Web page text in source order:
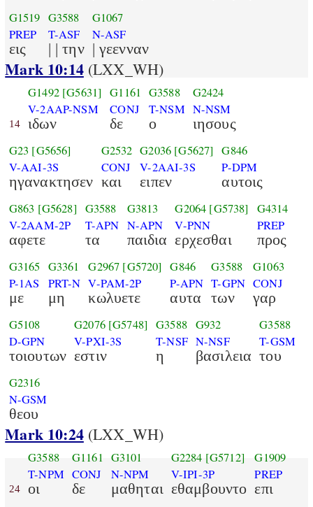
G1519
PREP
εις
G3588
T-ASF
| | την
G1067
N-ASF
| γεενναν
Mark 10:14(LXX_WH)
14
G1492 [G5631]
V-2AAP-NSM
ιδων
G1161
CONJ
δε
G3588
T-NSM
ο
G2424
N-NSM
ιησους
G23 [G5656]
V-AAI-3S
ηγανακτησεν
G2532
CONJ
και
G2036 [G5627]
V-2AAI-3S
ειπεν
G846
P-DPM
αυτοις
G863 [G5628]
V-2AAM-2P
αφετε
G3588
T-APN
τα
G3813
N-APN
παιδια
G2064 [G5738]
V-PNN
ερχεσθαι
G4314
PREP
προς
G3165
P-1AS
με
G3361
PRT-N
μη
G2967 [G5720]
V-PAM-2P
κωλυετε
G846
P-APN
αυτα
G3588
T-GPN
των
G1063
CONJ
γαρ
G5108
D-GPN
τοιουτων
G2076 [G5748]
V-PXI-3S
εστιν
G3588
T-NSF
η
G932
N-NSF
βασιλεια
G3588
T-GSM
του
G2316
N-GSM
θεου
Mark 10:24(LXX_WH)
24
G3588
T-NPM
οι
G1161
CONJ
δε
G3101
N-NPM
μαθηται
G2284 [G5712]
V-IPI-3P
εθαμβουντο
G1909
PREP
επι